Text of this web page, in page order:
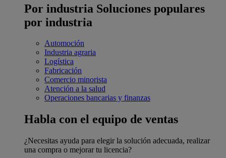
Por industria Soluciones populares
por industria
Automoción
Industria agraria
Logística
Fabricación
Comercio minorista
Atención a la salud
Operaciones bancarias y finanzas
Habla con el equipo de ventas
¿Necesitas ayuda para elegir la solución adecuada, realizar
una compra o mejorar tu licencia?